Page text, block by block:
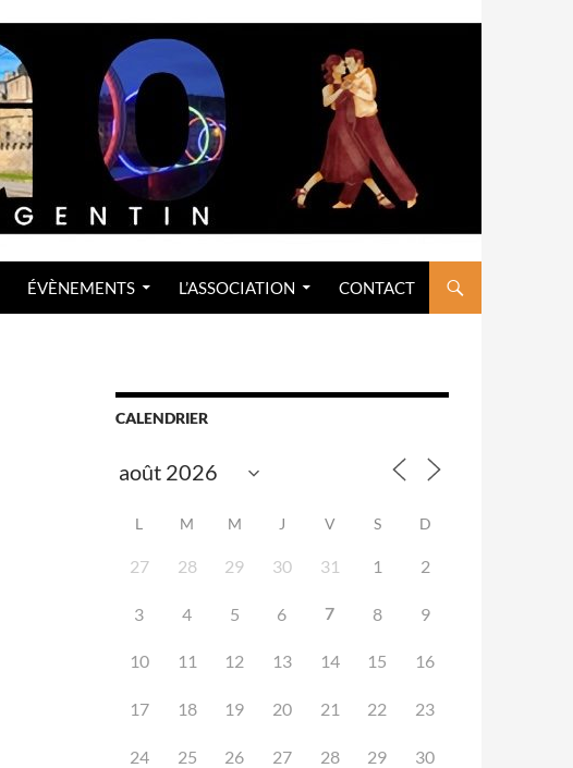
ÉVÈNEMENTS L’ASSOCIATION CONTACT
CALENDRIER
L M M J V S D
27 28 29 30 31 1 2
3 4 5 6 7 8 9
10 11 12 13 14 15 16
17 18 19 20 21 22 23
24 25 26 27 28 29 30